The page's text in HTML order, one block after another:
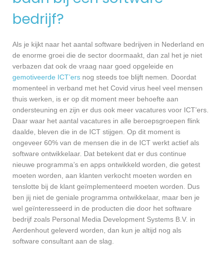
bedrijf?
Als je kijkt naar het aantal software bedrijven in Nederland en
de enorme groei die de sector doormaakt, dan zal het je niet
verbazen dat ook de vraag naar goed opgeleide en
gemotiveerde ICT’ers nog steeds toe blijft nemen. Doordat
momenteel in verband met het Covid virus heel veel mensen
thuis werken, is er op dit moment meer behoefte aan
ondersteuning en zijn er dus ook meer vacatures voor ICT’ers.
Daar waar het aantal vacatures in alle beroepsgroepen flink
daalde, bleven die in de ICT stijgen. Op dit moment is
ongeveer 60% van de mensen die in de ICT werkt actief als
software ontwikkelaar. Dat betekent dat er dus continue
nieuwe programma’s en apps ontwikkeld worden, die getest
moeten worden, aan klanten verkocht moeten worden en
tenslotte bij de klant geïmplementeerd moeten worden. Dus
ben jij niet de geniale programma ontwikkelaar, maar ben je
wel geïnteresseerd in de producten die door het software
bedrijf zoals Personal Media Development Systems B.V. in
Aerdenhout geleverd worden, dan kun je altijd nog als
software consultant aan de slag.